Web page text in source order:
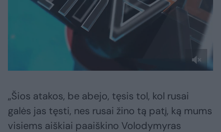
„Šios atakos, be abejo, tęsis tol, kol rusai
galės jas tęsti, nes rusai žino tą patį, ką mums
visiems aiškiai paaiškino Volodymyras